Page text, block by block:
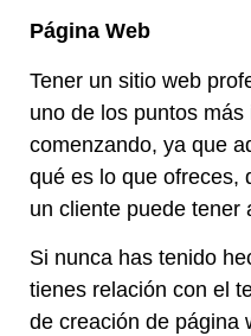
Página Web
Tener un sitio web
uno de los puntos
comenzando, ya que
qué es lo que ofreces,
un cliente puede tener
Si nunca has tenido
tienes relación con el
de creación de página